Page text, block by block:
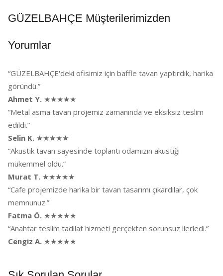
GÜZELBAHÇE Müşterilerimizden
Yorumlar
“GÜZELBAHÇE'deki ofisimiz için baffle tavan yaptırdık, harika
göründü.”
Ahmet Y. ★★★★★
“Metal asma tavan projemiz zamanında ve eksiksiz teslim
edildi.”
Selin K. ★★★★★
“Akustik tavan sayesinde toplantı odamızın akustiği
mükemmel oldu.”
Murat T. ★★★★★
“Cafe projemizde harika bir tavan tasarımı çıkardılar, çok
memnunuz.”
Fatma Ö. ★★★★★
“Anahtar teslim tadilat hizmeti gerçekten sorunsuz ilerledi.”
Cengiz A. ★★★★★